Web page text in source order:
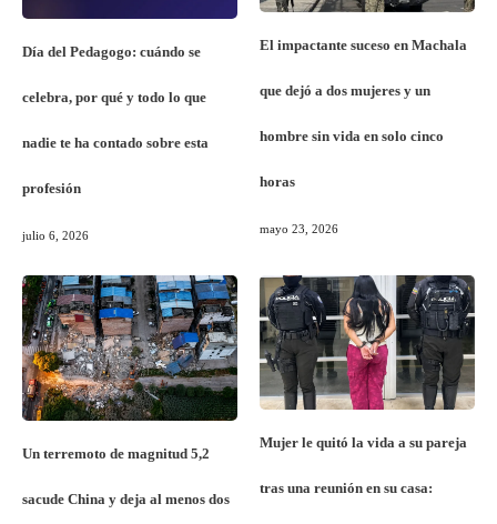
Día del Pedagogo: cuándo se
celebra, por qué y todo lo que
nadie te ha contado sobre esta
profesión
julio 6, 2026
El impactante suceso en Machala
que dejó a dos mujeres y un
hombre sin vida en solo cinco
horas
mayo 23, 2026
Un terremoto de magnitud 5,2
sacude China y deja al menos dos
Mujer le quitó la vida a su pareja
tras una reunión en su casa: